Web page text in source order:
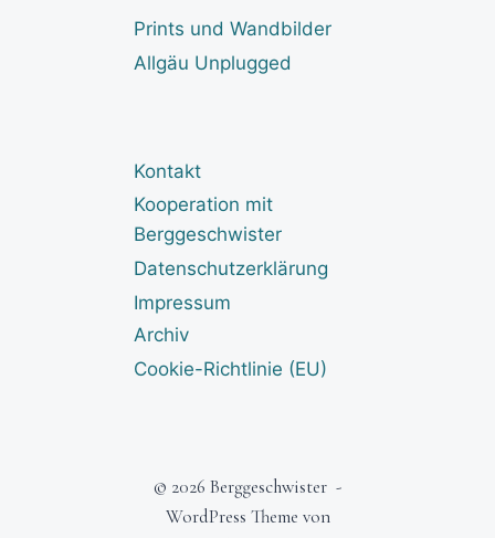
Prints und Wandbilder
Allgäu Unplugged
Kontakt
Kooperation mit
Berggeschwister
Datenschutzerklärung
Impressum
Archiv
Cookie-Richtlinie (EU)
© 2026 Berggeschwister -
WordPress Theme von